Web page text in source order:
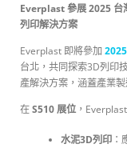
Everplast 參展 2025 台
列印解決方案
Everplast 即將參加
台北，共同探索3D列印
產解決方案，涵蓋產業
在S510 展位，Everplast
水泥3D列印：